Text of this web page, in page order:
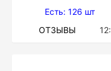
Есть: 126 шт
ОТЗЫВЫ